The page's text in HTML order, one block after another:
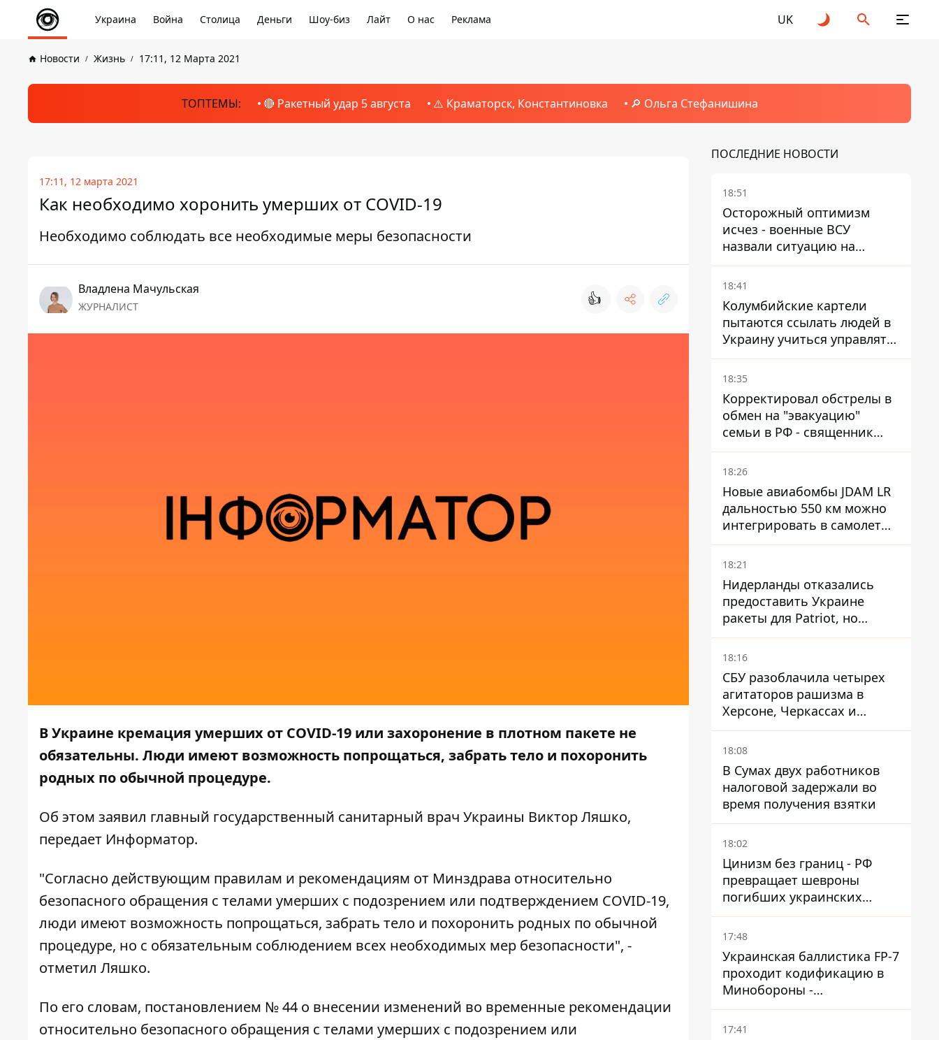
Украина Война Столица Деньги Шоу-биз Лайт О нас Реклама UK
Новости Жизнь 17:11, 12 Марта 2021
ТОПТЕМЫ: 🔴 Ракетный удар 5 августа ⚠️ Краматорск, Константиновка 🔎 Ольга Стефанишина
17:11, 12 марта 2021
Как необходимо хоронить умерших от COVID-19
Необходимо соблюдать все необходимые меры безопасности
Владлена Мачульская
ЖУРНАЛИСТ 👍
В Украине кремация умерших от COVID-19 или захоронение в плотном пакете не
обязательны. Люди имеют возможность попрощаться, забрать тело и похоронить
родных по обычной процедуре.
Об этом заявил главный государственный санитарный врач Украины Виктор Ляшко,
передает Информатор.
"Согласно действующим правилам и рекомендациям от Минздрава относительно
безопасного обращения с телами умерших с подозрением или подтверждением COVID-19,
люди имеют возможность попрощаться, забрать тело и похоронить родных по обычной
процедуре, но с обязательным соблюдением всех необходимых мер безопасности", -
отметил Ляшко.
По его словам, постановлением № 44 о внесении изменений во временные рекомендации
относительно безопасного обращения с телами умерших с подозрением или
ПОСЛЕДНИЕ НОВОСТИ
18:51
Осторожный оптимизм
исчез - военные ВСУ
назвали ситуацию на
фронте более сложной - Bild
18:41
Колумбийские картели
пытаются ссылать людей в
Украину учиться управлять
дронами - FT
18:35
Корректировал обстрелы в
обмен на "эвакуацию"
семьи в РФ - священник
УПЦ МП получил 15 лет
тюрьмы
18:26
Новые авиабомбы JDAM LR
дальностью 550 км можно
интегрировать в самолеты
ВСУ, но есть нюансы.
18:21
Нидерланды отказались
предоставить Украине
ракеты для Patriot, но
готовы помочь иначе
18:16
СБУ разоблачила четырех
агитаторов рашизма в
Херсоне, Черкассах и
Сумской области
18:08
В Сумах двух работников
налоговой задержали во
время получения взятки
18:02
Цинизм без границ - РФ
превращает шевроны
погибших украинских
защитников в экспонаты
"музея СВО"
17:48
Украинская баллистика FP-7
проходит кодификацию в
Минобороны -
приближается боевое
применение - Reuters
17:41